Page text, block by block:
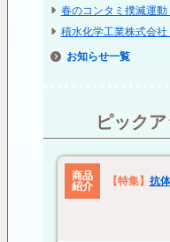
春のコンタミ撲滅運動
積水化学工業株式会社「Ceglu™」等に関する共催セミナー開催のご
お知らせ
ピック
商品
紹介
【特集】 抗